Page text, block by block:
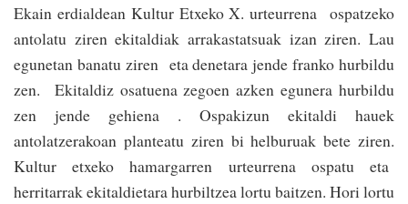
Ekain erdialdean Kultur Etxeko X. urteurrena ospatzeko
antolatu ziren ekitaldiak arrakastatsuak izan ziren. Lau
egunetan banatu ziren eta denetara jende franko hurbildu
zen. Ekitaldiz osatuena zegoen azken egunera hurbildu
zen jende gehiena . Ospakizun ekitaldi hauek
antolatzerakoan planteatu ziren bi helburuak bete ziren.
Kultur etxe­ko hamargarren urteu­rrena ospatu eta
herritarrak ekitaldietara hurbiltzea lortu baitzen. Hori lortu